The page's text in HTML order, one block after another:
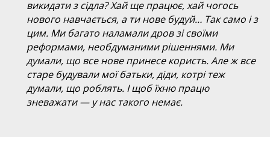
викидати з сідла? Хай ще працює, хай чогось
нового навчається, а ти нове будуй… Так само і з
цим. Ми багато наламали дров зі своїми
реформами, необдуманими рішеннями. Ми
думали, що все нове принесе користь. Але ж все
старе будували мої батьки, діди, котрі теж
думали, що роблять. І щоб їхню працю
зневажати — у нас такого немає.